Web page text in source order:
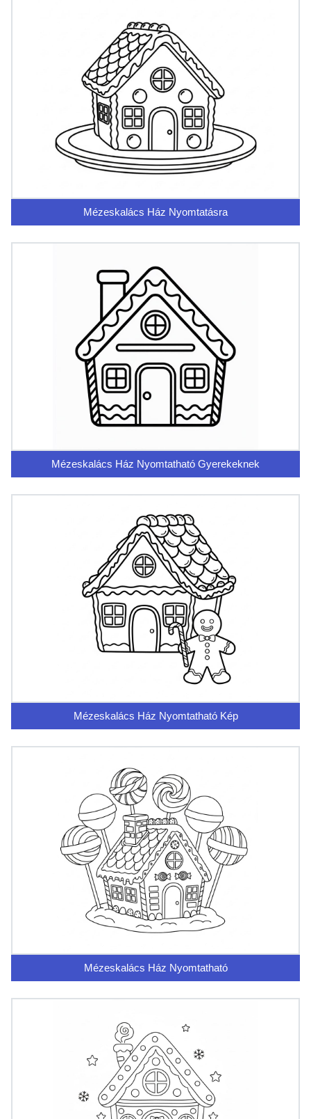
Mézeskalács Ház Nyomtatásra
Mézeskalács Ház Nyomtatható Gyerekeknek
Mézeskalács Ház Nyomtatható Kép
Mézeskalács Ház Nyomtatható